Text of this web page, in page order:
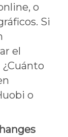
o
Si
el
o